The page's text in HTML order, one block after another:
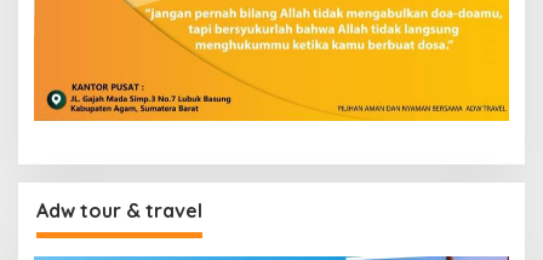
Adw tour & travel